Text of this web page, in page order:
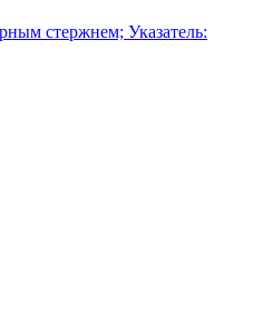
стержнем; Указатель: